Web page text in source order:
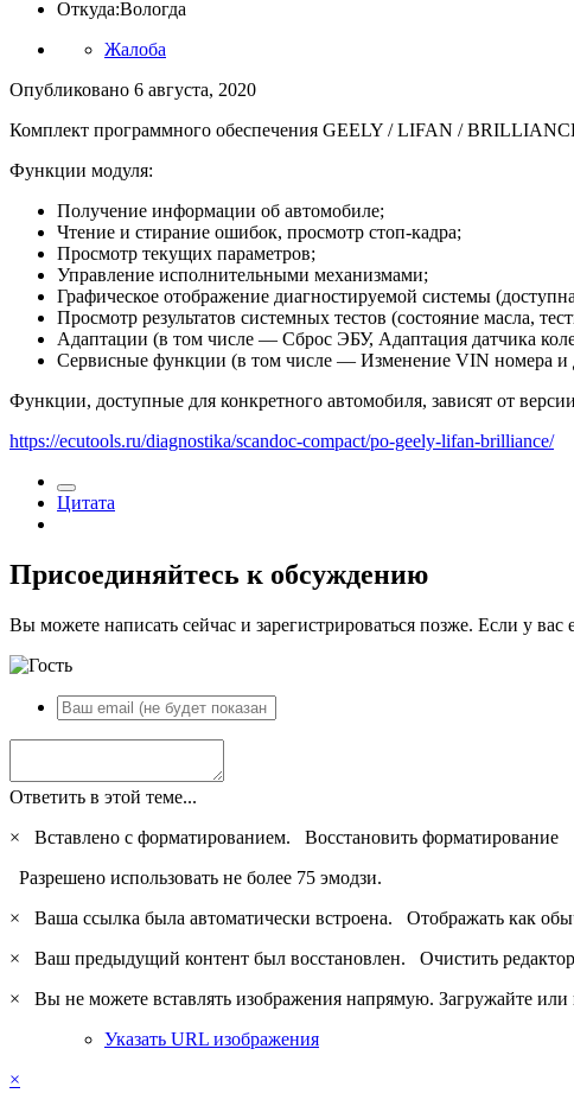
Откуда:Вологда
Жалоба
Опубликовано 6 августа, 2020
Комплект программного обеспечения GEELY / LIFAN /
Функции модуля:
Получение информации об автомобиле;
Чтение и стирание ошибок, просмотр стоп-кадра;
Просмотр текущих параметров;
Управление исполнительными механизмами;
Графическое отображение диагностируемой системы
Просмотр результатов системных тестов (состояние масла,
Адаптации (в том числе — Сброс ЭБУ, Адаптация датчика
Сервисные функции (в том числе — Изменение VIN номера и
Функции, доступные для конкретного автомобиля, зависят от
https://ecutools.ru/diagnostika/scandoc-compact/po-geely-lifan-brilliance/
Цитата
Присоединяйтесь к обсуждению
Вы можете написать сейчас и зарегистрироваться позже. Если у вас
Ответить в этой теме...
×
Вставлено с форматированием. Восстановить форматирование
Разрешено использовать не более 75 эмодзи.
×
Ваша ссылка была автоматически встроена. Отображать как
×
Ваш предыдущий контент был восстановлен. Очистить редактор
×
Вы не можете вставлять изображения напрямую. Загружайте или
Указать URL изображения
×